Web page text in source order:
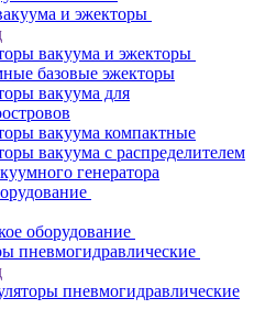
и эжекторы
вакуума и эжекторы
базовые эжекторы
вакуума для
вакуума компактные
вакуума с распределителем
генератора
оборудование
пневмогидравлические
пневмогидравлические